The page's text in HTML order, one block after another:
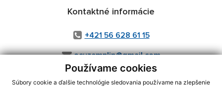
Používame cookies
Súbory cookie a ďalšie technológie sledovania používame na zlepšenie
Kontaktné informácie
+421 56 628 61 15
ocuzemplin@gmail.com